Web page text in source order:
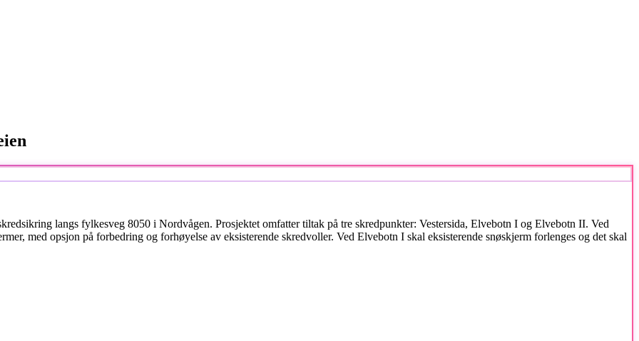
langs fylkesveg 8050 i Nordvågen. Prosjektet omfatter tiltak på tre skredpunkter: Vestersida, Elvebotn I og Elvebotn II. Ved
med opsjon på forbedring og forhøyelse av eksisterende skredvoller. Ved Elvebotn I skal eksisterende snøskjerm forlenges og det skal